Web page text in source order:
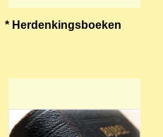
* Herdenkingsboeken